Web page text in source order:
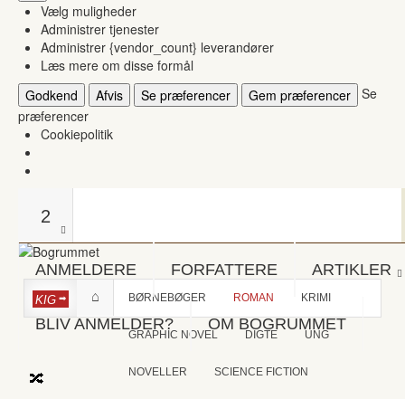
Vælg muligheder
Administrer tjenester
Administrer {vendor_count} leverandører
Læs mere om disse formål
Godkend
Afvis Se præferencer Gem præferencer Se
præferencer
Cookiepolitik
2
ANMELDERE FORFATTERE ARTIKLER
BLIV ANMELDER? OM BOGRUMMET
KIG BØRNEBØGER ROMAN KRIMI
GRAPHIC NOVEL DIGTE UNG
NOVELLER SCIENCE FICTION